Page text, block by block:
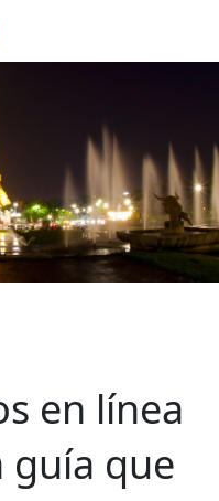
en línea
guía que